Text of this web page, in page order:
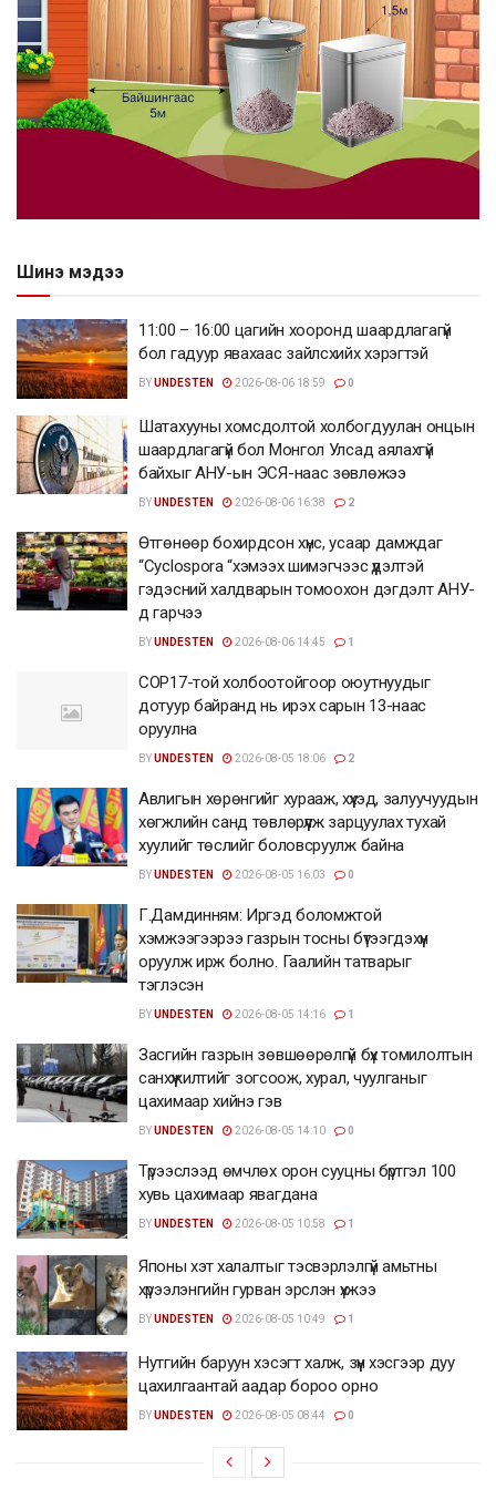
Шинэ мэдээ
11:00 – 16:00 цагийн хооронд шаардлагагүй
бол гадуур явахаас зайлсхийх хэрэгтэй
BYUNDESTEN 2026-08-06 18:59 0
Шатахууны хомсдолтой холбогдуулан онцын
шаардлагагүй бол Монгол Улсад аялахгүй
байхыг АНУ-ын ЭСЯ-наас зөвлөжээ
BYUNDESTEN 2026-08-06 16:38 2
Өтгөнөөр бохирдсон хүнс, усаар дамждаг
“Cyclospora “хэмээх шимэгчээс үүдэлтэй
гэдэсний халдварын томоохон дэгдэлт АНУ-
д гарчээ
BYUNDESTEN 2026-08-06 14:45 1
COP17-той холбоотойгоор оюутнуудыг
дотуур байранд нь ирэх сарын 13-наас
оруулна
BYUNDESTEN 2026-08-05 18:06 2
Авлигын хөрөнгийг хурааж, хүүхэд, залуучуудын
хөгжлийн санд төвлөрүүлж зарцуулах тухай
хуулийг төслийг боловсруулж байна
BYUNDESTEN 2026-08-05 16:03 0
Г.Дамдинням: Иргэд боломжтой
хэмжээгээрээ газрын тосны бүтээгдэхүүн
оруулж ирж болно. Гаалийн татварыг
тэглэсэн
BYUNDESTEN 2026-08-05 14:16 1
Засгийн газрын зөвшөөрөлгүй бүх томилолтын
санхүүжилтийг зогсоож, хурал, чуулганыг
цахимаар хийнэ гэв
BYUNDESTEN 2026-08-05 14:10 0
Түрээслээд өмчлөх орон сууцны бүртгэл 100
хувь цахимаар явагдана
BYUNDESTEN 2026-08-05 10:58 1
Японы хэт халалтыг тэсвэрлэлгүй амьтны
хүрээлэнгийн гурван эрслэн үхжээ
BYUNDESTEN 2026-08-05 10:49 1
Нутгийн баруун хэсэгт халж, зүүн хэсгээр дуу
цахилгаантай аадар бороо орно
BYUNDESTEN 2026-08-05 08:44 0